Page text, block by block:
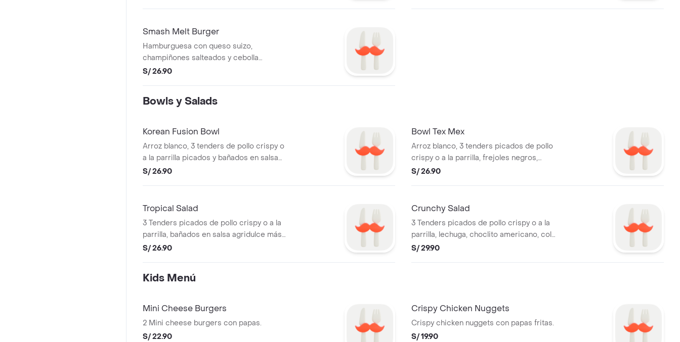
Smash Melt Burger
Hamburguesa con queso suizo,
champiñones salteados y cebolla
caramelizada.
S/ 26.90
Bowls y Salads
Korean Fusion Bowl
Arroz blanco, 3 tenders de pollo crispy o
a la parrilla picados y bañados en salsa
agridulce más ajonjolí, col morada,
S/ 26.90
Bowl Tex Mex
Arroz blanco, 3 tenders picados de pollo
crispy o a la parrilla, frejoles negros,
tortilla de maíz, tomate, pico de gallo,
S/ 26.90
Tropical Salad
3 Tenders picados de pollo crispy o a la
parrilla, bañados en salsa agridulce más
ajonjolí, lechuga, coleslaw, piña, kiuri,
S/ 26.90
Crunchy Salad
3 Tenders picados de pollo crispy o a la
parrilla, lechuga, choclito americano, col
morada, tomate, palta, crispy onions y
S/ 29.90
Kids Menú
Mini Cheese Burgers
2 Mini cheese burgers con papas.
S/ 22.90
Crispy Chicken Nuggets
Crispy chicken nuggets con papas fritas.
S/ 19.90